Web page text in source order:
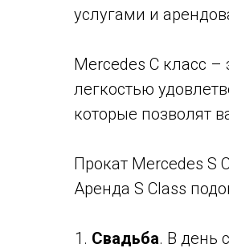
услугами и
Mercedes С класс
легкостью
которые позволят
Прокат Mercedes S
Аренда S Class
Свадьба. В день